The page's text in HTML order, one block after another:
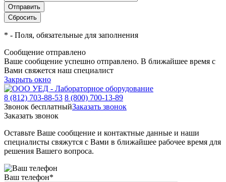
* - Поля, обязательные для заполнения
Сообщение отправлено
Ваше сообщение успешно отправлено. В ближайшее время с
Вами свяжется наш специалист
Закрыть окно
8 (812) 703-88-53 8 (800) 700-13-89
Звонок бесплатныйЗаказать звонок
Заказать звонок
Оставьте Ваше сообщение и контактные данные и наши
специалисты свяжутся с Вами в ближайшее рабочее время для
решения Вашего вопроса.
Ваш телефон*